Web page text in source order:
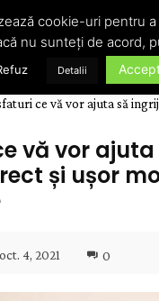
ce vă vor ajuta să
vă vor ajuta
și ușor
oct. 4, 2021 0
cookie-uri pentru
nu sunteți de acord,
Detalii